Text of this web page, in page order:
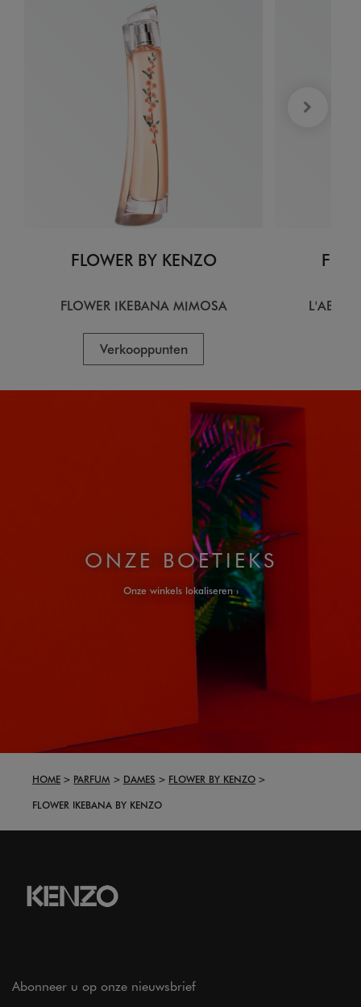
FLOWER BY KENZO
FLOWER IKEBANA MIMOSA
Verkooppunten
ONZE BOETIEKS
Onze winkels lokaliseren
HOME PARFUM DAMES
FLOWER BY KENZO
FLOWER IKEBANA BY KENZO
Abonneer u op onze nieuwsbrief